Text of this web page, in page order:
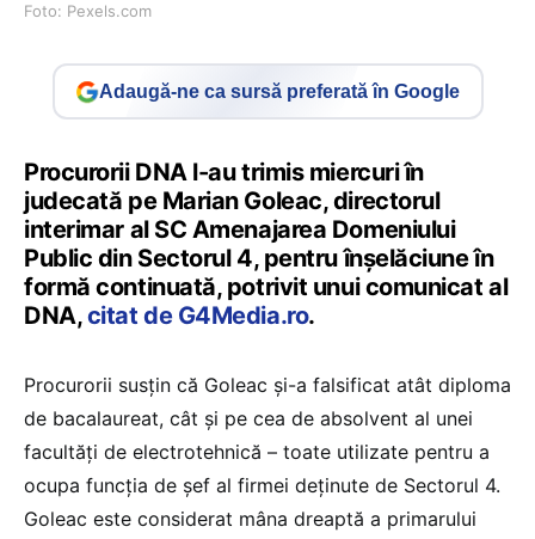
Foto: Pexels.com
Adaugă-ne ca sursă preferată în Google
Procurorii DNA l-au trimis miercuri în
judecată pe Marian Goleac, directorul
interimar al SC Amenajarea Domeniului
Public din Sectorul 4, pentru înșelăciune în
formă continuată, potrivit unui comunicat al
DNA,citat de G4Media.ro.
Procurorii susțin că Goleac și-a falsificat atât diploma
de bacalaureat, cât și pe cea de absolvent al unei
facultăți de electrotehnică – toate utilizate pentru a
ocupa funcția de șef al firmei deținute de Sectorul 4.
Goleac este considerat mâna dreaptă a primarului